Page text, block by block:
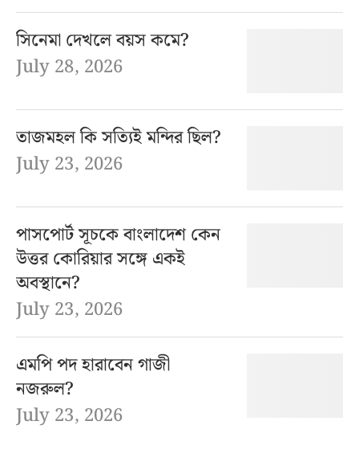
সিনেমা দেখলে বয়স কমে?
July 28, 2026
তাজমহল কি সত্যিই মন্দির ছিল?
July 23, 2026
পাসপোর্ট সূচকে বাংলাদেশ কেন
উত্তর কোরিয়ার সঙ্গে একই
অবস্থানে?
July 23, 2026
এমপি পদ হারাবেন গাজী
নজরুল?
July 23, 2026